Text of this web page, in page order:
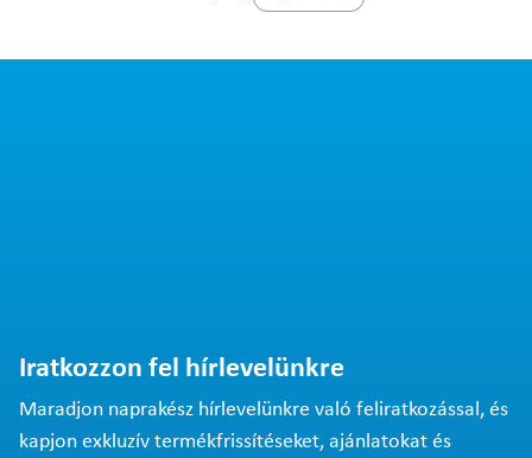
Iratkozzon fel hírlevelünkre
Maradjon naprakész hírlevelünkre való feliratkozással, és
kapjon exkluzív termékfrissítéseket, ajánlatokat és